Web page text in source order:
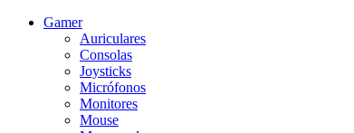
Gamer
Auriculares
Consolas
Joysticks
Micrófonos
Monitores
Mouse